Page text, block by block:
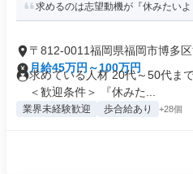
求めるのは志望動機が『休みたい
〒812-0011福岡県福岡市博多
月給45万円～100万円
求めている人材 20代～50代ま
＜歓迎条件＞ 『休みた...
業界未経験歓迎 歩合給あり +28個